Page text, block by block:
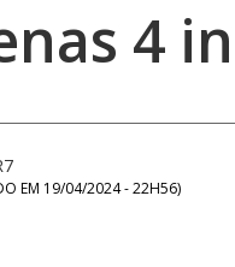
4
EM 19/04/2024 - 22H56)